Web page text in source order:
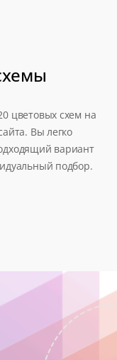
цветовых схем на
Вы легко
вариант
подбор.